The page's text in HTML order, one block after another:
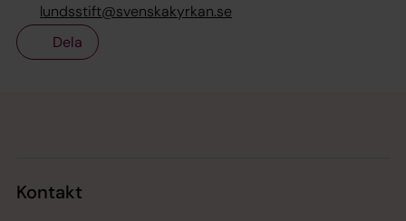
lundsstift@svenskakyrkan.se
Dela
Kontakt